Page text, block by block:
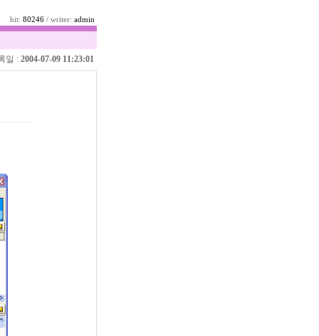
hit: 80246 / writer: admin
일 : 2004-07-09 11:23:01